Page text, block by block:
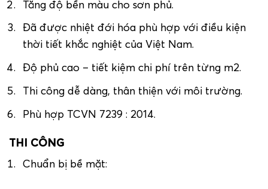
Tăng độ bền màu cho sơn phủ.
Đã được nhiệt đới hóa phù hợp với điều kiện
thời tiết khắc nghiệt của Việt Nam.
Độ phủ cao – tiết kiệm chi phí trên từng m2.
Thi công dễ dàng, thân thiện với môi trường.
Phù hợp TCVN 7239 : 2014.
THI CÔNG
Chuẩn bị bề mặt: